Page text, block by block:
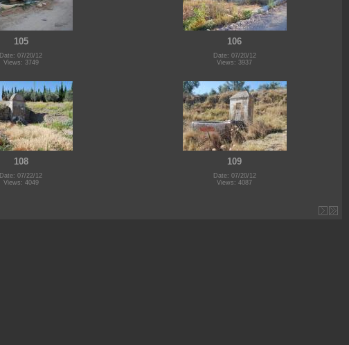
105
Date: 07/20/12
Views: 3749
106
Date: 07/20/12
Views: 3937
108
Date: 07/22/12
Views: 4049
109
Date: 07/20/12
Views: 4087